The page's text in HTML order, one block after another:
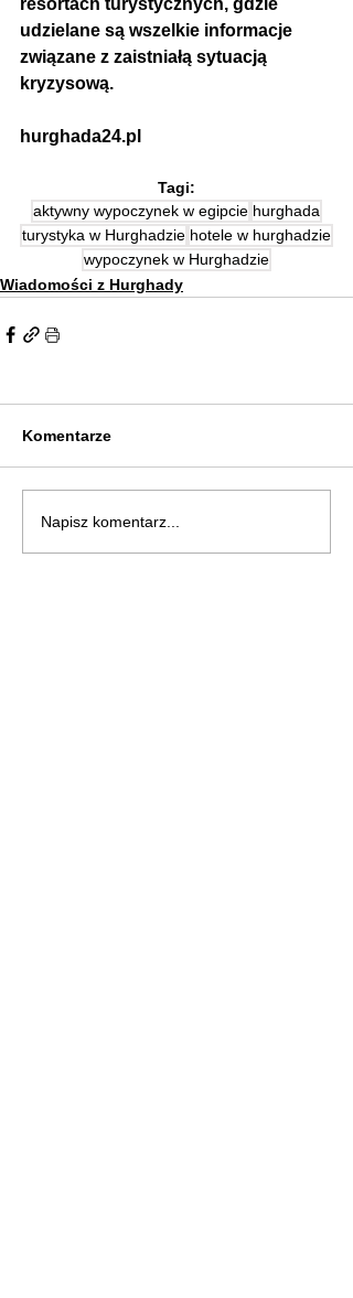
resortach turystycznych, gdzie
udzielane są wszelkie informacje
związane z zaistniałą sytuacją
kryzysową.
hurghada24.pl
Tagi:
aktywny wypoczynek w egipcie hurghada
turystyka w Hurghadzie hotele w hurghadzie
wypoczynek w Hurghadzie
Wiadomości z Hurghady
Komentarze
Napisz komentarz...